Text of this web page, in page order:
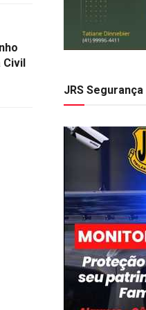
Civil
JRS Segurança